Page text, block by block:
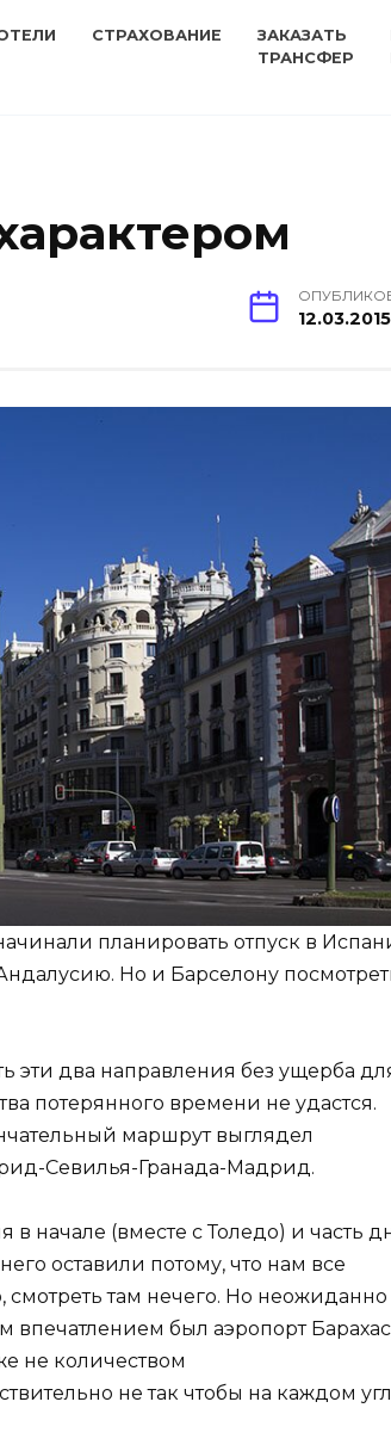
СТРАХОВАНИЕ
ЗАКАЗАТЬ
ТРАНСФЕР
12.03.2015
планировать отпуск в
Но и Барселону
эти два направления без ущерба
потерянного времени не удастся.
маршрут выглядел
Севилья-Гранада-Мадрид.
начале (вместе с Толедо) и часть
оставили потому, что нам все
смотреть там нечего. Но неожиданно
был аэропорт
не количеством
не так чтобы на каждом